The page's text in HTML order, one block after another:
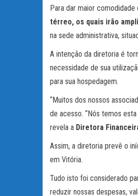
Para dar maior
térreo, os quais irão
na sede administrativa,
A intenção da diretoria é
necessidade de sua
para sua hospedagem.
“Muitos dos nossos
de acesso. “Nós temos
revela a Diretora
Assim, a diretoria prevê o
em Vitória.
Tudo isto foi considerado
reduzir nossas despesas,